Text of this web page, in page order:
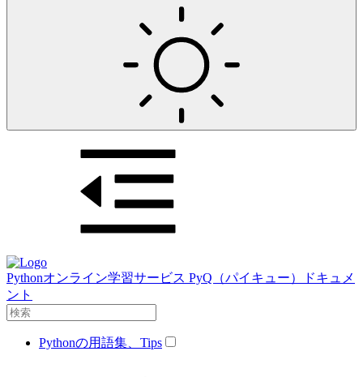
Pythonオンライン学習サービス PyQ（パイキュー）ドキュメ
ント
Pythonの用語集、Tips